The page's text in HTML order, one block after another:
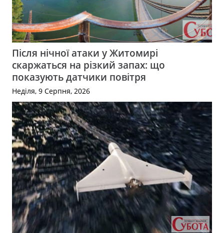
Після нічної атаки у Житомирі
скаржаться на різкий запах: що
показують датчики повітря
Неділя, 9 Серпня, 2026